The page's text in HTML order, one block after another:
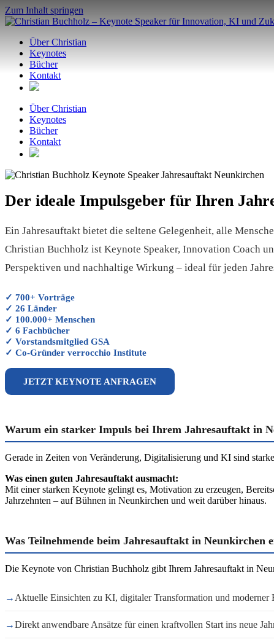
Zum Inhalt springen
Über Christian
Keynotes
Bücher
Kontakt
Über Christian
Keynotes
Bücher
Kontakt
Der ideale Impulsgeber für Ihren
Ein Jahresauftakt bietet die seltene Gelegenheit, alle
Christian Buchholz ist Keynote Speaker, Innovation Coach
Perspektiven und nachhaltige Wirkung – ideal für jeden
✓ 700+ Vorträge
✓ 26 Länder
✓ 100.000+ Menschen
✓ 6 Fachbücher
✓ Vorstandsmitglied GSA
✓ Co-Gründer verrocchio Institute
JETZT KEYNOTE ANFRAGEN
Warum ein starker Impuls bei Ihrem Jahresauftakt in
Gerade in Zeiten von Veränderung, Digitalisierung und KI sind
Was einen guten Jahresauftakt ausmacht:
Mit einer starken Keynote gelingt es, Motivation zu erzeugen,
Jahrzehnten – auf Bühnen in Neunkirchen und weit darüber hinaus.
Was Teilnehmende beim Jahresauftakt in Neunkirchen
Die Keynote von Christian Buchholz gibt Ihrem Jahresauftakt in
→ Aktuelle Einsichten zu KI, digitaler Transformation und moderner
→Direkt anwendbare Ansätze für einen kraftvollen Start ins neue